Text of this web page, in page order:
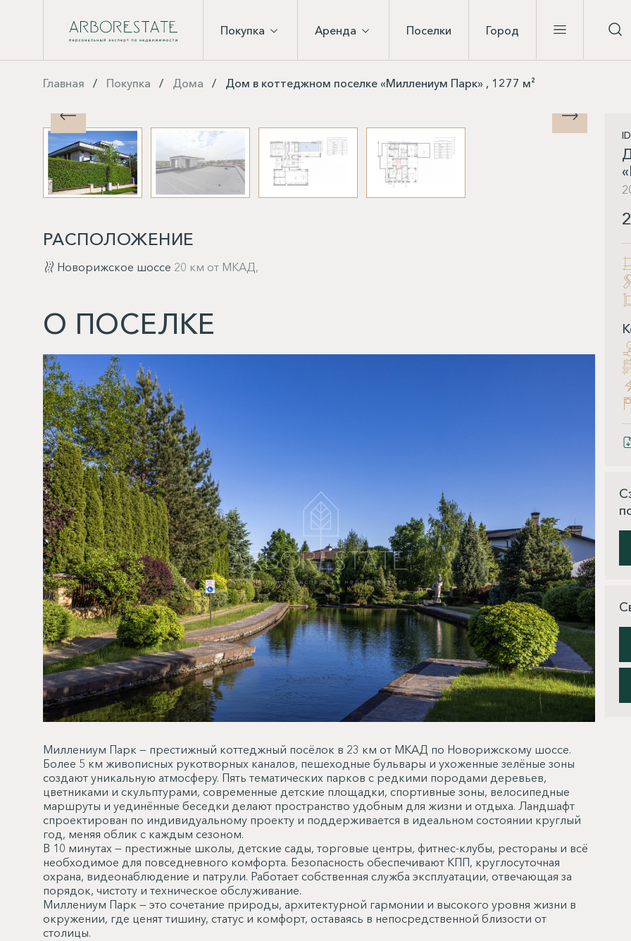
Покупка Аренда Поселки Город
Главная Покупка Дома Дом в коттеджном поселке «Миллениум Парк» , 1277 м²
РАСПОЛОЖЕНИЕ
Новорижское шоссе 20 км от МКАД,
О ПОСЕЛКЕ
Миллениум Парк — престижный коттеджный посёлок в 23 км от МКАД по Новорижскому шоссе.
Более 5 км живописных рукотворных каналов, пешеходные бульвары и ухоженные зелёные зоны
создают уникальную атмосферу. Пять тематических парков с редкими породами деревьев,
цветниками и скульптурами, современные детские площадки, спортивные зоны, велосипедные
маршруты и уединённые беседки делают пространство удобным для жизни и отдыха. Ландшафт
спроектирован по индивидуальному проекту и поддерживается в идеальном состоянии круглый
год, меняя облик с каждым сезоном.
В 10 минутах — престижные школы, детские сады, торговые центры, фитнес-клубы, рестораны и всё
необходимое для повседневного комфорта. Безопасность обеспечивают КПП, круглосуточная
охрана, видеонаблюдение и патрули. Работает собственная служба эксплуатации, отвечающая за
порядок, чистоту и техническое обслуживание.
Миллениум Парк — это сочетание природы, архитектурной гармонии и высокого уровня жизни в
окружении, где ценят тишину, статус и комфорт, оставаясь в непосредственной близости от
столицы.